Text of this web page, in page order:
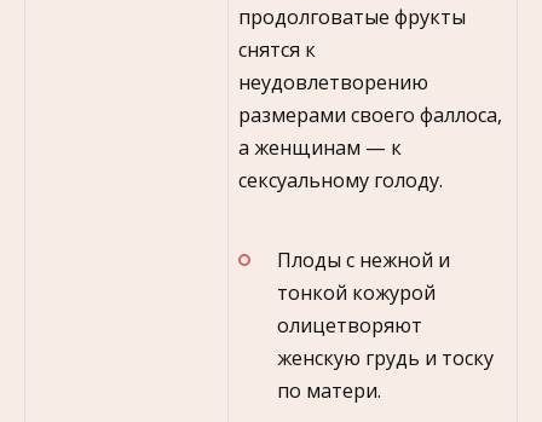
продолговатые фрукты
снятся к
неудовлетворению
размерами своего фаллоса,
а женщинам — к
сексуальному голоду.
Плоды с нежной и
тонкой кожурой
олицетворяют
женскую грудь и тоску
по матери.